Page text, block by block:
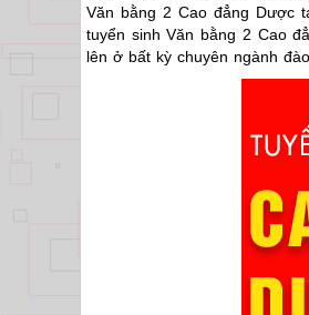
Văn bằng 2 Cao đẳng Dược
tuyển sinh Văn bằng 2 Cao
lên ở bất kỳ chuyên ngành